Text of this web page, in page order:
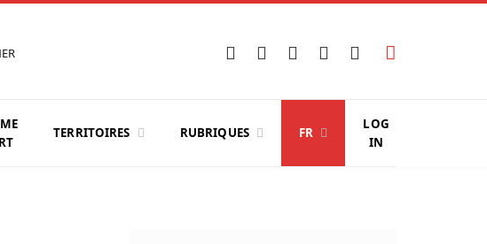
Facebook
X
Instagram
YouTubeLinkedIn
TERRITOIRES RUBRIQUES FR
LOG
IN